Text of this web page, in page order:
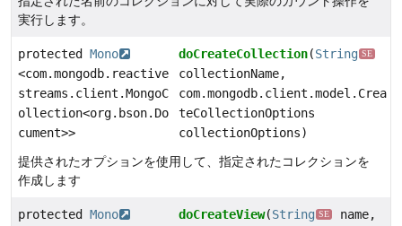
実行します。
protected Mono
<com.mongodb.reactive
streams.client.MongoC
ollection<org.bson.Do
cument>>
doCreateCollection(String SE
collectionName,
com.mongodb.client.model.Crea
teCollectionOptions
collectionOptions)
提供されたオプションを使用して、指定されたコレクションを
作成します
protected Mono
doCreateView(String SE
name,